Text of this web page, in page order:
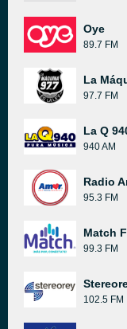
Oye
89.7 FM
La
97.7 FM
La Q
940 AM
Radio
95.3 FM
Match
99.3 FM
102.5 FM